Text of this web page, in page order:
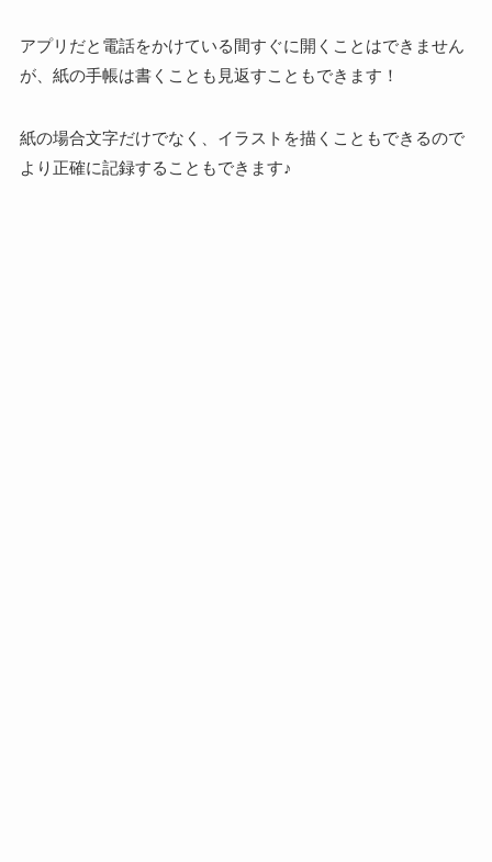
アプリだと電話をかけている間すぐに開くことはできません
が、紙の手帳は書くことも見返すこともできます！
紙の場合文字だけでなく、イラストを描くこともできるので
より正確に記録することもできます♪